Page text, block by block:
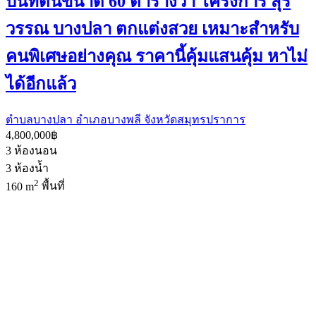
วรรณ บางปลา ตกแต่งสวย เหมาะสำหรับ
คนพิเศษอย่างคุณ ราคานี้คุ้มแสนคุ้ม หาไม่
ได้อีกแล้ว
ตำบลบางปลา อำเภอบางพลี จังหวัดสมุทรปราการ
4,800,000฿
3 ห้องนอน
3 ห้องน้ำ
160 m2 พื้นที่